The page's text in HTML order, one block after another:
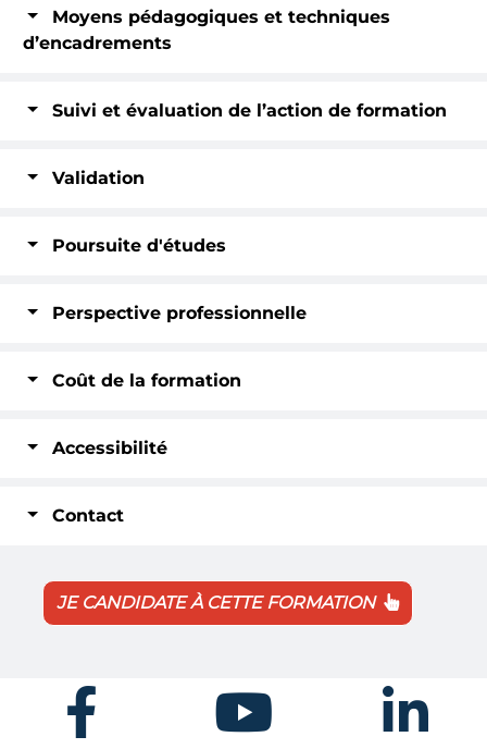
d’encadrements
Suivi et évaluation de l’action de formation
Validation
Poursuite d'études
Perspective professionnelle
Coût de la formation
Accessibilité
Contact
JE CANDIDATE À CETTE FORMATION
Facebook Youtube Linkedin